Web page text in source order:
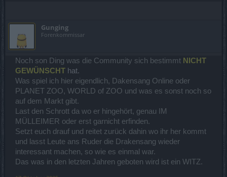
Herausforderungsevent – Rückkehr der Toten: 20. – 31. Oktober
2025
Neue Inhalte und Features
Neue Quests von Sophia der Älteren in Altfeld wurden hinzugefügt:
Herz und Seele (1/3),
Herz und Seele (2/3),
Herz und Seele (3/3),
Für den Abschluss dieser Quests erhaltet ihr:
1x Reiseration zum Gruselschloss (Geisterfest),
1x Geisterfesttruhe,
Rezept für Frostmähne (Reittier),
Gunging
Forenkommissar
Noch son Ding was die Community sich bestimmt NICHT
GEWÜNSCHT hat.
Was spiel ich hier eigendlich, Dakensang Online oder
PLANET ZOO, WORLD of ZOO und was es sonst noch so
auf dem Markt gibt.
Last den Schrott da wo er hingehört, genau IM
MÜLLEIMER oder erst garnicht erfinden.
Setzt euch drauf und reitet zurück dahin wo ihr her kommt
und lasst Leute ans Ruder die Drakensang wieder
interessant machen, so wie es einmal war.
Das was in den letzten Jahren geboten wird ist ein WITZ.